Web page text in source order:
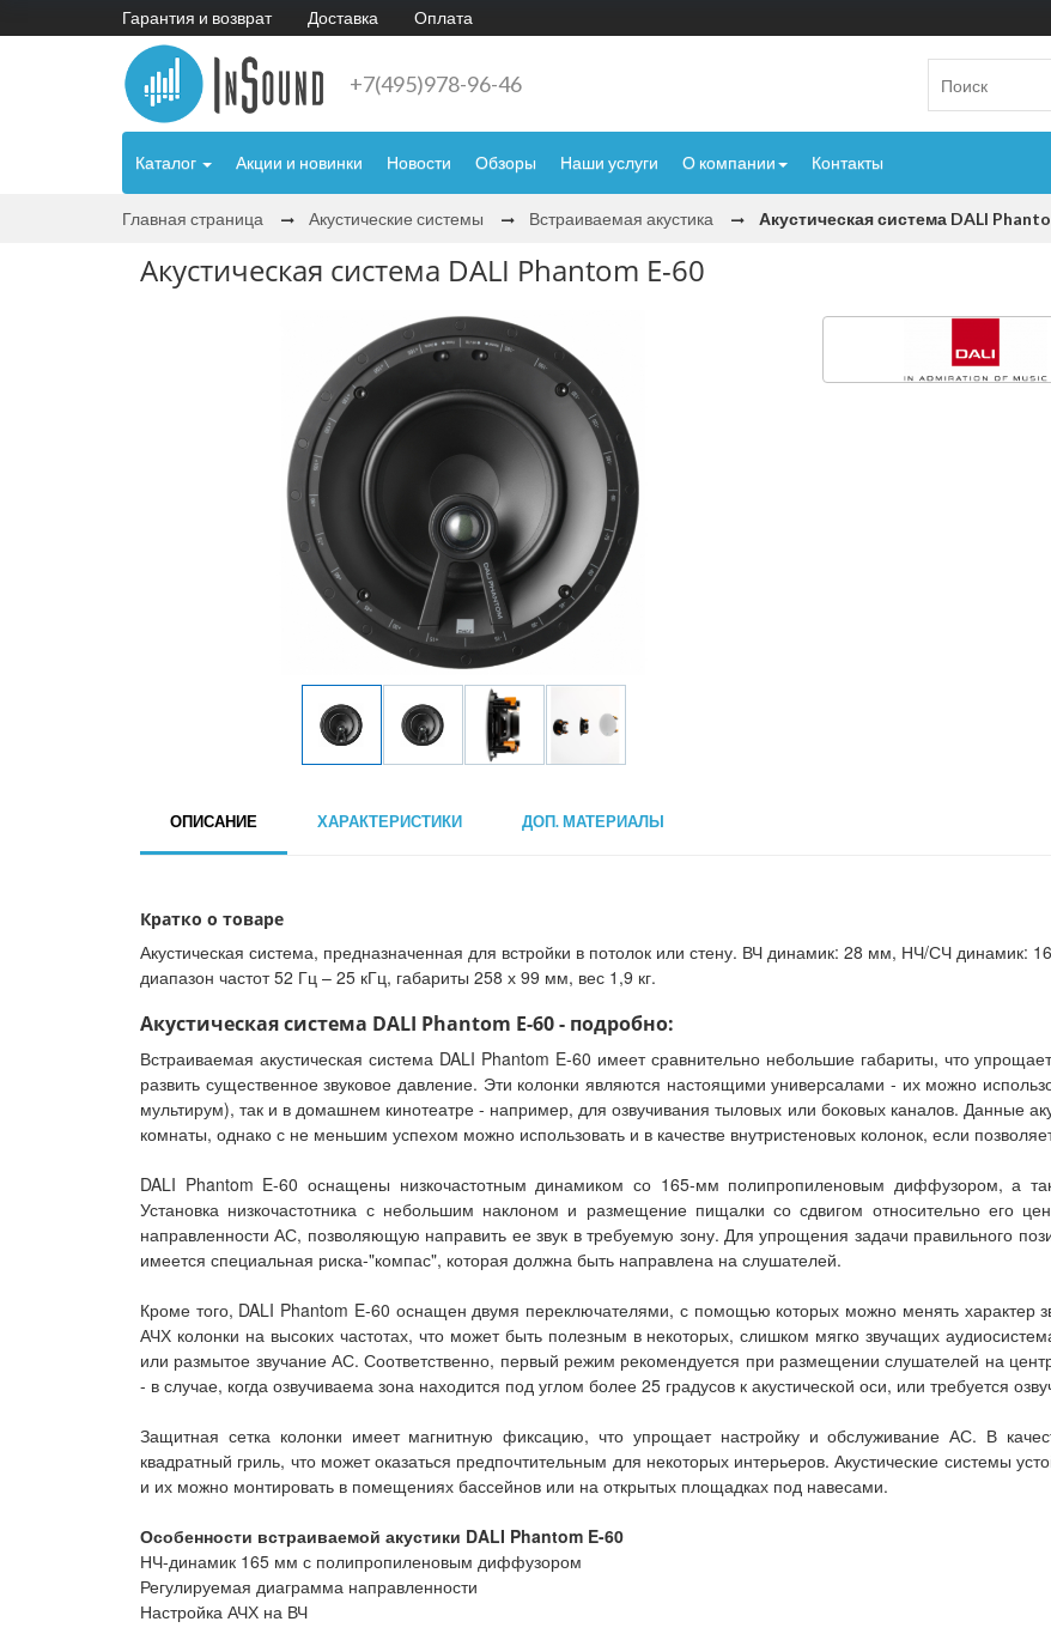
Гарантия и возврат Доставка Оплата
+7(495)978-96-46
Каталог Акции и новинки Новости Обзоры Наши услуги О компании Контакты
Главная страница Акустические системы Встраиваемая акустика Акустическая система DALI
Акустическая система DALI Phantom E-60
ОПИСАНИЕ ХАРАКТЕРИСТИКИ ДОП. МАТЕРИАЛЫ
Кратко о товаре
Акустическая система, предназначенная для встройки в потолок или стену. ВЧ динамик: 28 мм, НЧ/СЧ динамик:
диапазон частот 52 Гц – 25 кГц, габариты 258 х 99 мм, вес 1,9 кг.
Акустическая система DALI Phantom E-60 - подробно:
Встраиваемая акустическая система DALI Phantom E-60 имеет сравнительно небольшие габариты, что
развить существенное звуковое давление. Эти колонки являются настоящими универсалами - их можно
мультирум), так и в домашнем кинотеатре - например, для озвучивания тыловых или боковых каналов. Данные
комнаты, однако с не меньшим успехом можно использовать и в качестве внутристеновых колонок, если
DALI Phantom E-60 оснащены низкочастотным динамиком со 165-мм полипропиленовым диффузором, а
Установка низкочастотника с небольшим наклоном и размещение пищалки со сдвигом относительно его
направленности АС, позволяющую направить ее звук в требуемую зону. Для упрощения задачи правильного
имеется специальная риска-"компас", которая должна быть направлена на слушателей.
Кроме того, DALI Phantom E-60 оснащен двумя переключателями, с помощью которых можно менять характер
АЧХ колонки на высоких частотах, что может быть полезным в некоторых, слишком мягко звучащих
или размытое звучание АС. Соответственно, первый режим рекомендуется при размещении слушателей на
- в случае, когда озвучиваема зона находится под углом более 25 градусов к акустической оси, или требуется
Защитная сетка колонки имеет магнитную фиксацию, что упрощает настройку и обслуживание АС. В
квадратный гриль, что может оказаться предпочтительным для некоторых интерьеров. Акустические системы
и их можно монтировать в помещениях бассейнов или на открытых площадках под навесами.
Особенности встраиваемой акустики DALI Phantom E-60
НЧ-динамик 165 мм с полипропиленовым диффузором
Регулируемая диаграмма направленности
Настройка АЧХ на ВЧ